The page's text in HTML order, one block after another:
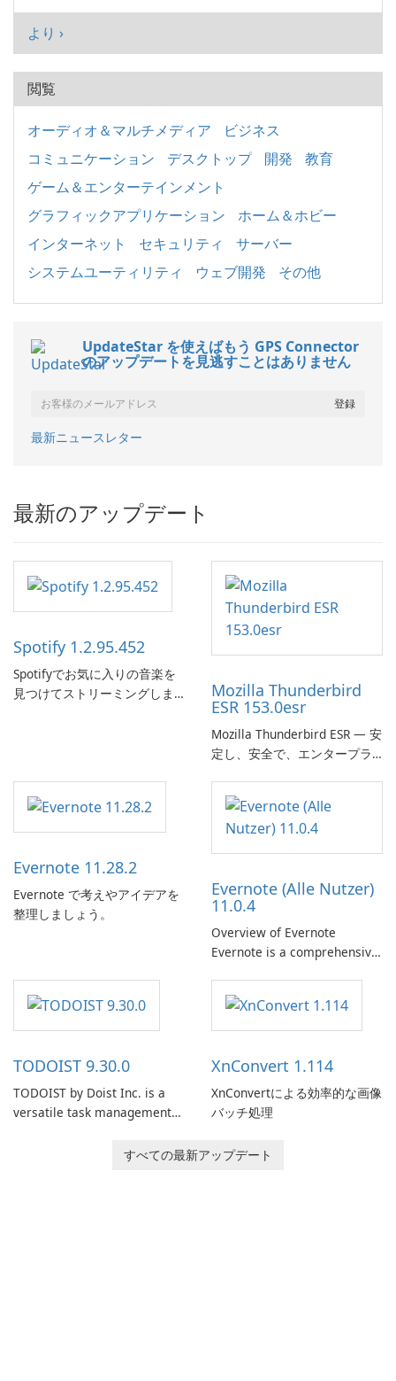
より ›
閲覧
オーディオ＆マルチメディア
ビジネス
コミュニケーション
デスクトップ 開発
教育
ゲーム＆エンターテインメント
グラフィックアプリケーション
ホーム＆ホビー
インターネット
セキュリティ
サーバー
システムユーティリティ
ウェブ開発 その他
UpdateStar を使えばもう GPS Connector
のアップデートを見逃すことはありません
最新ニュースレター
最新のアップデート
Spotify 1.2.95.452
Spotifyでお気に入りの音楽を
見つけてストリーミングしま
Mozilla Thunderbird
ESR 153.0esr
Mozilla Thunderbird ESR — 安
定し、安全で、エンタープラ
Evernote 11.28.2
Evernote で考えやアイデアを
整理しましょう。
Evernote (Alle Nutzer)
11.0.4
Overview of Evernote
Evernote is a comprehensive
users capture, organize, and
access information across
TODOIST 9.30.0
TODOIST by Doist Inc. is a
versatile task management
individuals and teams
XnConvert 1.114
XnConvertによる効率的な画像
バッチ処理
すべての最新アップデート